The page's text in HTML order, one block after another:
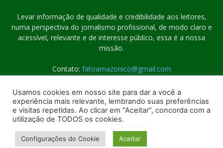
Levar informação de qualidade e credibilidade aos leitores,
numa perspectiva do jornalismo profissional, de modo claro e
acessível, relevante e de interesse público, essa é a nossa
missão.
Contato: fatoamazonico@gmail.com
SIGA-NOS
Usamos cookies em nosso site para dar a você a
experiência mais relevante, lembrando suas preferências
e visitas repetidas. Ao clicar em “Aceitar”, concorda com a
utilização de TODOS os cookies.
Configurações do Cookie Aceitar